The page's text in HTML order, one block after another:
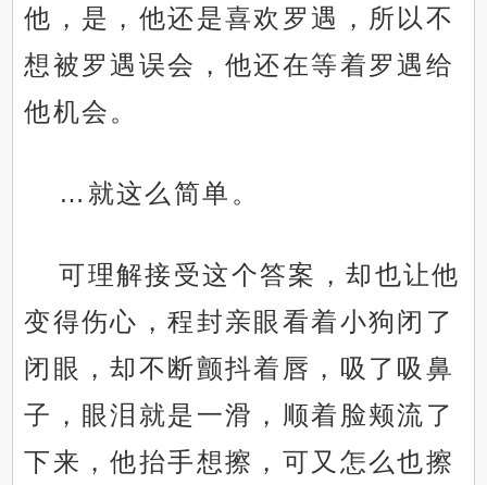
他，是，他还是喜欢罗遇，所以不
想被罗遇误会，他还在等着罗遇给
他机会。
…就这么简单。
可理解接受这个答案，却也让他
变得伤心，程封亲眼看着小狗闭了
闭眼，却不断颤抖着唇，吸了吸鼻
子，眼泪就是一滑，顺着脸颊流了
下来，他抬手想擦，可又怎么也擦